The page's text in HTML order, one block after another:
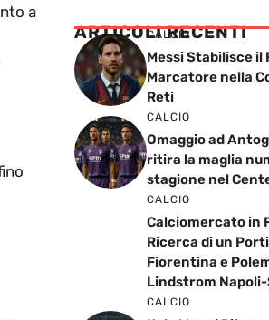
a
ARTICOLI RECENTI
CALCIO
Messi Stabilisce il
Marcatore nella
Reti
CALCIO
Omaggio ad
ritira la maglia
stagione nel
CALCIO
Calciomercato in
Ricerca di un
Fiorentina e
Lindstrom
CALCIO